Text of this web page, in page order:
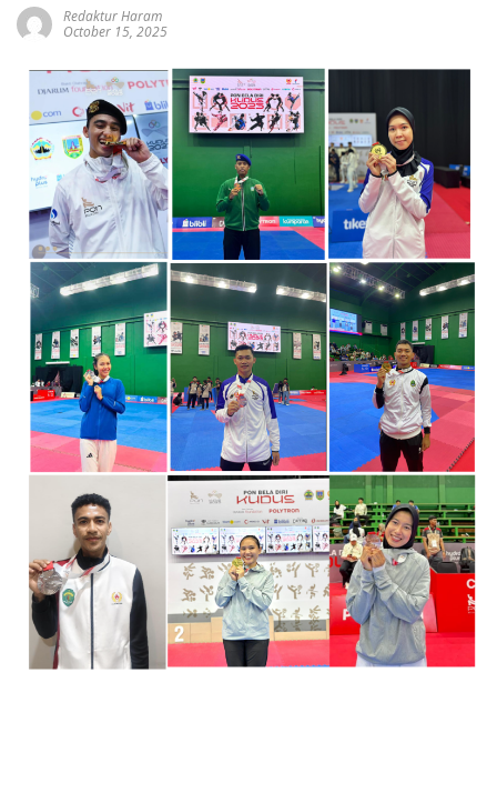
Redaktur Haram
October 15, 2025